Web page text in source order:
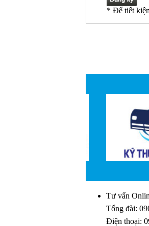
* Để tiết
Tư vấn
Tổng đài:
Điện thoại: